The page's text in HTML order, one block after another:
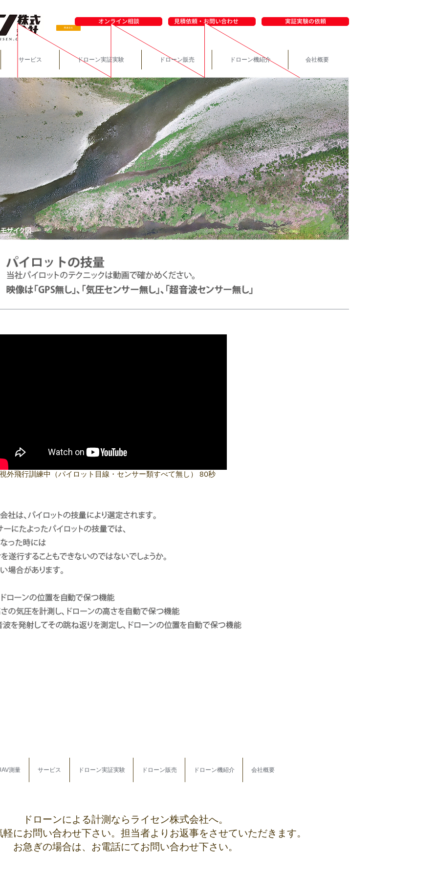
オンライン相談 見積依頼・お問い合わせ 実証実験の依頼
サービス ドローン実証実験 ドローン販売 ドローン機紹介 会社概要
外飛行訓練中（パイロット目線・センサー類すべて無し） 80秒
測量 サービス ドローン実証実験 ドローン販売 ドローン機紹介 会社概要
ドローンによる計測ならライセン株式会社へ。
にお問い合わせ下さい。担当者よりお返事をさせていただきます。
​お急ぎの場合は、お電話にてお問い合わせ下さい。